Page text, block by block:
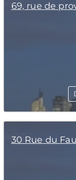
69, rue de
30 Rue du